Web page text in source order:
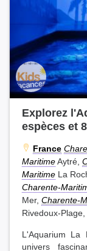
Explorez
espèces et
France
MaritimeAytré,
Maritime La
Charente-
Mer, Charente-
Rivedoux-Plage,
L'Aquarium La
univers